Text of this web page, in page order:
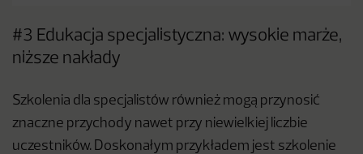
#3 Edukacja specjalistyczna: wysokie marże,
niższe nakłady
Szkolenia dla specjalistów również mogą przynosić
znaczne przychody nawet przy niewielkiej liczbie
uczestników. Doskonałym przykładem jest szkolenie